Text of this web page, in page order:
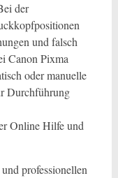
der
und falsch
Canon Pixma
oder manuelle
Durchführung
Online Hilfe und
professionellen